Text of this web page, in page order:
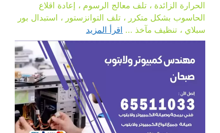
الحرارة الزائدة ، تلف معالج الرسوم ، إعادة اقلاع
الحاسوب بشكل متكرر ، تلف التوانزستور ، استبدال بور
سبلاي ، تنظيف مآخذ ... اقرأ المزيد